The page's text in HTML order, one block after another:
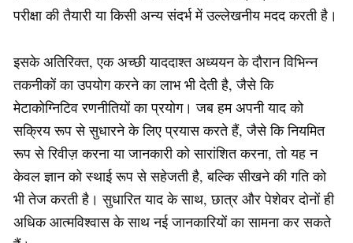
परीक्षा की तैयारी या किसी अन्य संदर्भ में उल्लेखनीय मदद करती है।
इसके अतिरिक्त, एक अच्छी याददाश्त अध्ययन के दौरान विभिन्न
तकनीकों का उपयोग करने का लाभ भी देती है, जैसे कि
मेटाकोग्निटिव रणनीतियों का प्रयोग। जब हम अपनी याद को
सक्रिय रूप से सुधारने के लिए प्रयास करते हैं, जैसे कि नियमित
रूप से रिवीज़ करना या जानकारी को सारांशित करना, तो यह न
केवल ज्ञान को स्थाई रूप से सहेजती है, बल्कि सीखने की गति को
भी तेज करती है। सुधारित याद के साथ, छात्र और पेशेवर दोनों ही
अधिक आत्मविश्वास के साथ नई जानकारियों का सामना कर सकते